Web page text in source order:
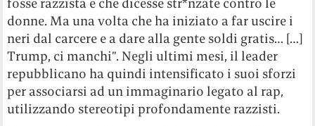
donne. Ma una volta che ha iniziato a far uscire i
neri dal carcere e a dare alla gente soldi gratis… […]
Trump, ci manchi”. Negli ultimi mesi, il leader
repubblicano ha quindi intensificato i suoi sforzi
per associarsi ad un immaginario legato al rap,
utilizzando stereotipi profondamente razzisti.